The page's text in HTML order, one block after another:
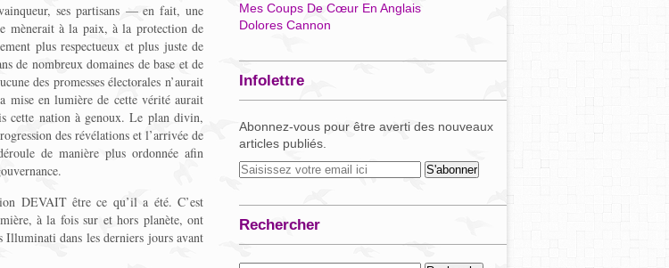
ses partisans — en fait, une
mènerait à la paix, à la protection de
plus respectueux et plus juste de
de nombreux domaines de base et de
des promesses électorales n’aurait
mise en lumière de cette vérité aurait
cette nation à genoux. Le plan divin,
des révélations et l’arrivée de
de manière plus ordonnée afin
DEVAIT être ce qu’il a été. C’est
à la fois sur et hors planète, ont
dans les derniers jours avant
Mes Coups De Cœur En Anglais
Dolores Cannon
Infolettre
Abonnez-vous pour être averti des nouveaux
articles publiés.
Rechercher